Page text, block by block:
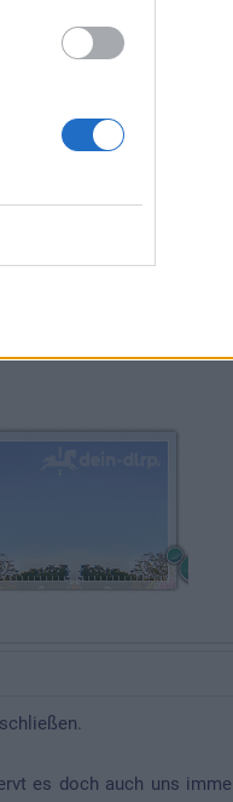
mich für die netten
einen oder anderen
Aber wir reißen uns
bereitzuhalten
es doch auch uns